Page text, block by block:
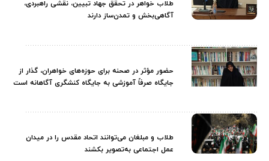
طلاب خواهر در تحقق جهاد تبیین، نقشی راهبردی،
آگاهی‌بخش و تمدن‌ساز دارند
حضور مؤثر در صحنه برای حوزه‌های خواهران، گذار از
جایگاه صرفاً آموزشی به جایگاه کنشگری آگاهانه است
طلاب و مبلغان می‌توانند اتحاد مقدس را در میدان
عمل اجتماعی به‌تصویر بکشند